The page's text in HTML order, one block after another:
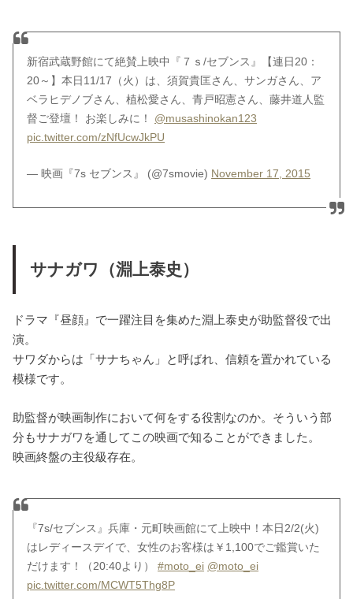
新宿武蔵野館にて絶賛上映中『７ｓ/セブンス』【連日20：
20～】本日11/17（火）は、須賀貴匡さん、サンガさん、ア
ベラヒデノブさん、植松愛さん、青戸昭憲さん、藤井道人監
督ご登壇！ お楽しみに！ @musashinokan123
pic.twitter.com/zNfUcwJkPU
— 映画『7s セブンス』 (@7smovie) November 17, 2015
サナガワ（淵上泰史）
ドラマ『昼顔』で一躍注目を集めた淵上泰史が助監督役で出
演。
サワダからは「サナちゃん」と呼ばれ、信頼を置かれている
模様です。
助監督が映画制作において何をする役割なのか。そういう部
分もサナガワを通してこの映画で知ることができました。
映画終盤の主役級存在。
『7s/セブンス』兵庫・元町映画館にて上映中！本日2/2(火)
はレディースデイで、女性のお客様は￥1,100でご鑑賞いた
だけます！（20:40より）#moto_ei @moto_ei
pic.twitter.com/MCWT5Thg8P